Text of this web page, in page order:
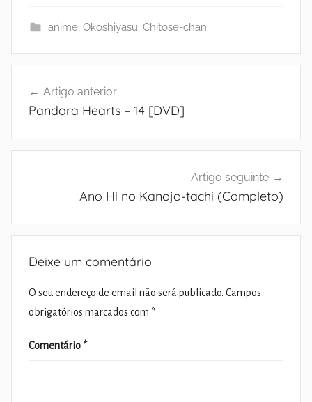
anime, Okoshiyasu, Chitose-chan
de
Artigo anterior
Pandora Hearts – 14 [DVD]
Artigo seguinte
Ano Hi no Kanojo-tachi (Completo)
Deixe um comentário
O seu endereço de email não será publicado. Campos
obrigatórios marcados com *
Comentário *